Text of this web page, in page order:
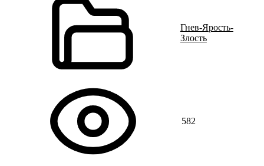
Гнев-Ярость-
Злость
582